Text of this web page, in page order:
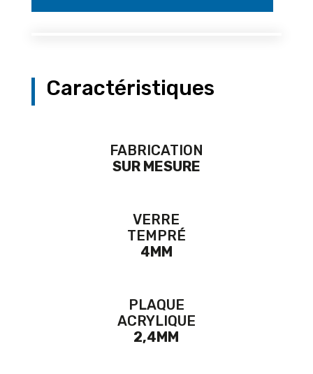
Caractéristiques
FABRICATION
SUR MESURE
VERRE
TEMPRÉ
4MM
PLAQUE
ACRYLIQUE
2,4MM